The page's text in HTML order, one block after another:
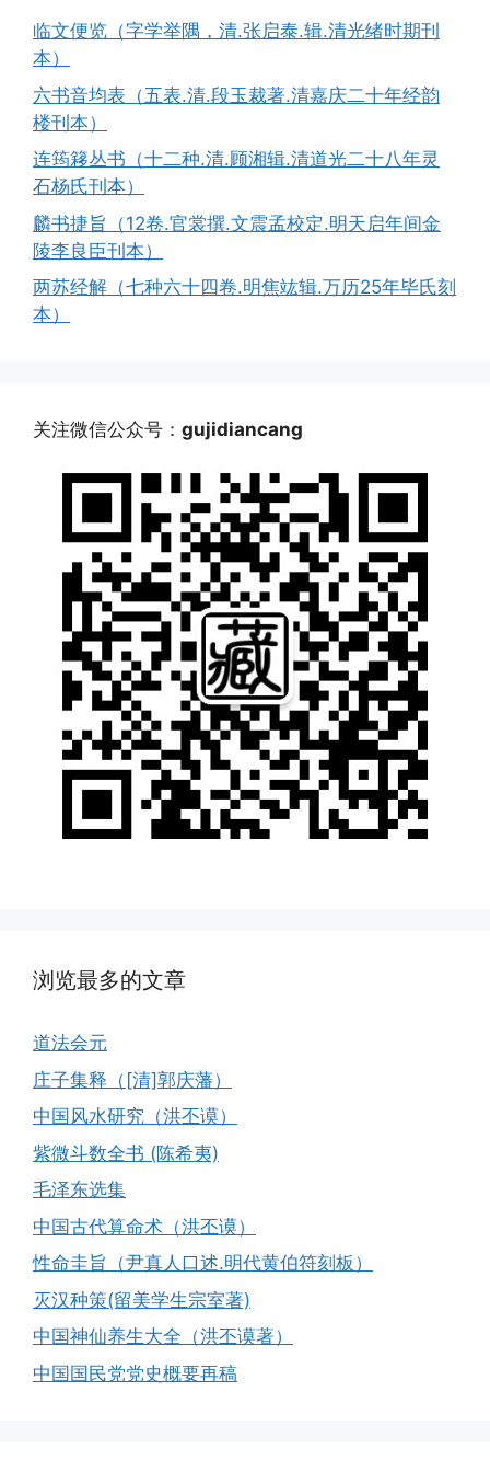
临文便览（字学举隅，清.张启泰.辑.清光绪时期刊
本）
六书音均表（五表.清.段玉裁著.清嘉庆二十年经韵
楼刊本）
连筠簃丛书（十二种.清.顾湘辑.清道光二十八年灵
石杨氏刊本）
麟书捷旨（12卷.官裳撰.文震孟校定.明天启年间金
陵李良臣刊本）
两苏经解（七种六十四卷.明焦竑辑.万历25年毕氏刻
本）
关注微信公众号： gujidiancang
浏览最多的文章
道法会元
庄子集释（[清]郭庆藩）
中国风水研究（洪丕谟）
紫微斗数全书 (陈希夷)
毛泽东选集
中国古代算命术（洪丕谟）
性命圭旨（尹真人口述.明代黄伯符刻板）
灭汉种策(留美学生宗室著)
中国神仙养生大全（洪丕谟著）
中国国民党党史概要再稿